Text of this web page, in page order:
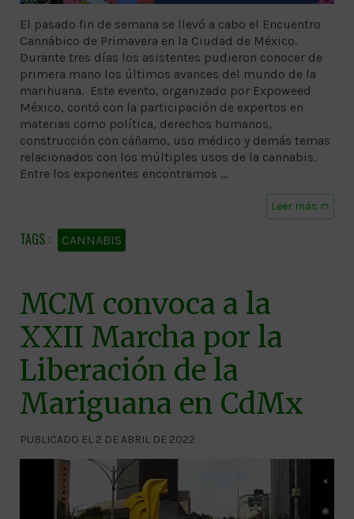
El pasado fin de semana se llevó a cabo el Encuentro
Cannábico de Primavera en la Ciudad de México.
Durante tres días los asistentes pudieron conocer de
primera mano los últimos avances del mundo de la
marihuana. Este evento, organizado por Expoweed
México, contó con la participación de expertos en
materias como política, derechos humanos,
construcción con cáñamo, uso médico y demás temas
relacionados con los múltiples usos de la cannabis.
Entre los exponentes encontramos …
Leer más ➱
CANNABIS
MCM convoca a la
XXII Marcha por la
Liberación de la
Mariguana en CdMx
PUBLICADO EL 2 DE ABRIL DE 2022